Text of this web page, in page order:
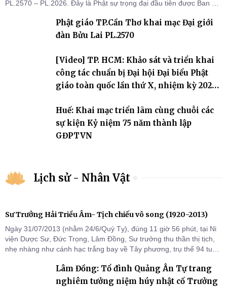
PL.2570 – PL.2026. Đây là Phật sự trọng đại đầu tiên được Ban Trị
thứ I, thể hiện sự quan tâm đối với công tác truyền giới, đào tạo
Tăng tài và tiếp nối mạng mạch Tăng-g
Phật giáo TP.Cần Thơ khai mạc Đại giới
đàn Bửu Lai PL.2570
[Video] TP. HCM: Khảo sát và triển khai
công tác chuẩn bị Đại hội Đại biểu Phật
giáo toàn quốc lần thứ X, nhiệm kỳ 2026-
Huế: Khai mạc triển lãm cùng chuỗi các
sự kiện Kỷ niệm 75 năm thành lập
GĐPTVN
Lịch sử - Nhân Vật
Sư Trưởng Hải Triều Âm- Tịch chiếu vô song (1920-2013)
Ngày 31/07/2013 (nhằm 24/6/Quý Tỵ), đúng 11 giờ 56 phút, tại Ni
viện Dược Sư, Đức Trọng, Lâm Đồng, Sư trưởng thu thần thị tịch,
nhẹ nhàng như cánh hạc trắng bay về Tây phương, trụ thế 94 tuổi
Lâm Đồng: Tổ đình Quảng Ân Tự trang
nghiêm tưởng niệm húy nhật cố Trưởng